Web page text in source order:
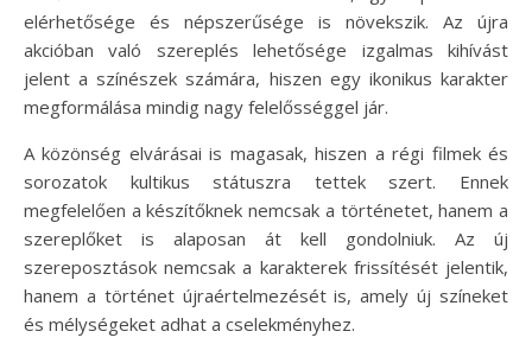
elérhetősége és népszerűsége is növekszik. Az újra
akcióban való szereplés lehetősége izgalmas kihívást
jelent a színészek számára, hiszen egy ikonikus karakter
megformálása mindig nagy felelősséggel jár.
A közönség elvárásai is magasak, hiszen a régi filmek és
sorozatok kultikus státuszra tettek szert. Ennek
megfelelően a készítőknek nemcsak a történetet, hanem a
szereplőket is alaposan át kell gondolniuk. Az új
szereposztások nemcsak a karakterek frissítését jelentik,
hanem a történet újraértelmezését is, amely új színeket
és mélységeket adhat a cselekményhez.